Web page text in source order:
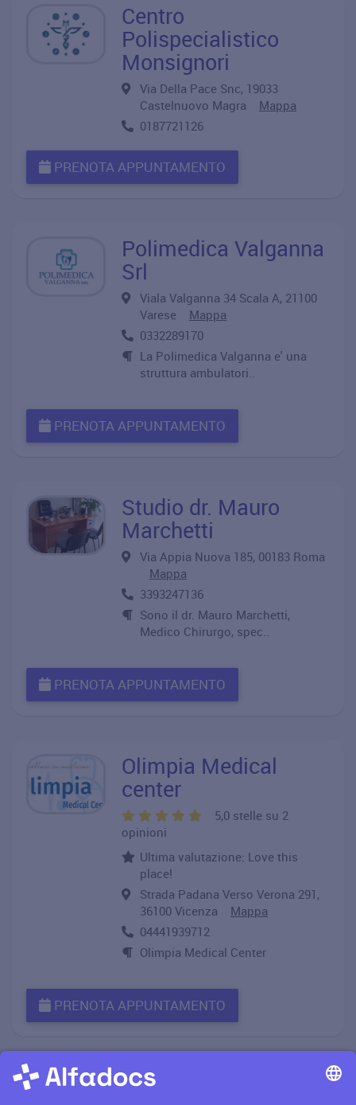
Centro
Polispecialistico
Monsignori
Via Della Pace Snc, 19033
Castelnuovo Magra Mappa
0187721126
PRENOTA APPUNTAMENTO
Polimedica Valganna
Srl
Viala Valganna 34 Scala A, 21100
Varese Mappa
0332289170
La Polimedica Valganna e' una
struttura ambulatori..
PRENOTA APPUNTAMENTO
Studio dr. Mauro
Marchetti
Via Appia Nuova 185, 00183 Roma
Mappa
3393247136
Sono il dr. Mauro Marchetti,
Medico Chirurgo, spec..
PRENOTA APPUNTAMENTO
Olimpia Medical
center
5,0 stelle su 2
opinioni
Ultima valutazione: Love this
place!
Strada Padana Verso Verona 291,
36100 Vicenza Mappa
04441939712
Olimpia Medical Center
PRENOTA APPUNTAMENTO